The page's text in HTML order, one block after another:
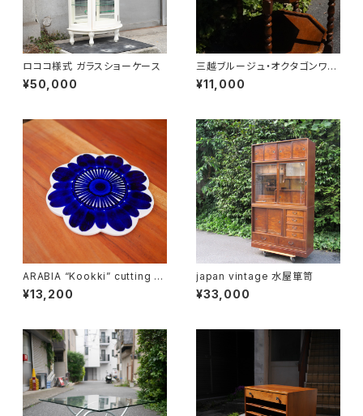
ロココ様式 ガラスショーケース
¥50,000
三越ブルージュ・オクタゴンワゴ
ン
¥11,000
ARABIA “Kookki” cutting b
oard
¥13,200
japan vintage 水屋箪笥
¥33,000